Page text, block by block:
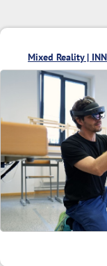
Mixed Reality |